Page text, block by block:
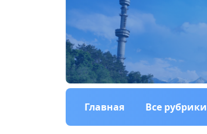
Главная Все рубрики